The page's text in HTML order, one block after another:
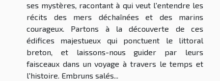
ses mystères, racontant à qui veut l'entendre les
récits des mers déchaînées et des marins
courageux. Partons à la découverte de ces
édifices majestueux qui ponctuent le littoral
breton, et laissons-nous guider par leurs
faisceaux dans un voyage à travers le temps et
l'histoire. Embruns salés...